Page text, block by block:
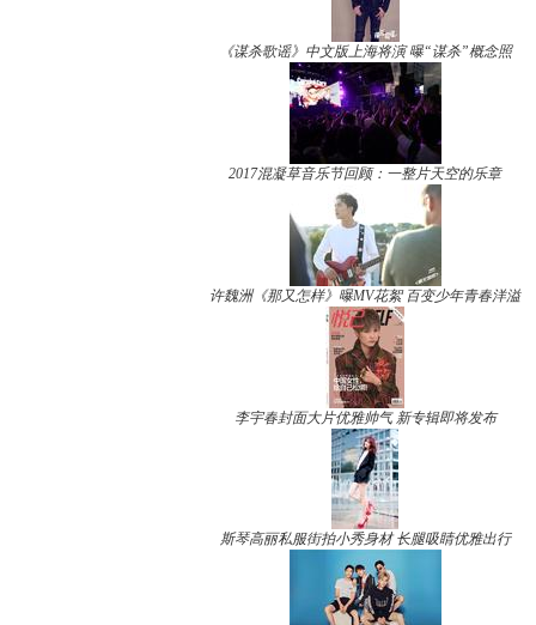
《谋杀歌谣》中文版上海将演 曝“谋杀”概念照
2017混凝草音乐节回顾：一整片天空的乐章
许魏洲《那又怎样》曝MV花絮 百变少年青春洋溢
李宇春封面大片优雅帅气 新专辑即将发布
斯琴高丽私服街拍小秀身材 长腿吸睛优雅出行